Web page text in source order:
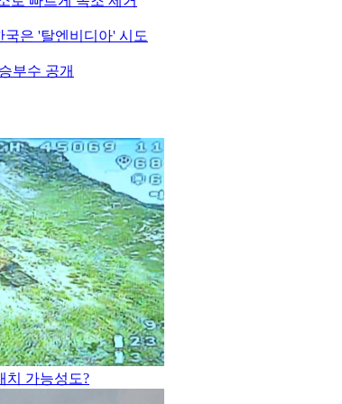
국은 '탈엔비디아' 시도
부수 공개
치 가능성도?